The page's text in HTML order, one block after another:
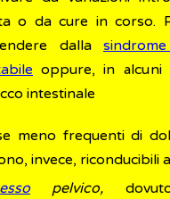
o da cure in corso.
dalla
oppure, in alcuni
intestinale
meno frequenti di
invece, riconducibili
pelvico,